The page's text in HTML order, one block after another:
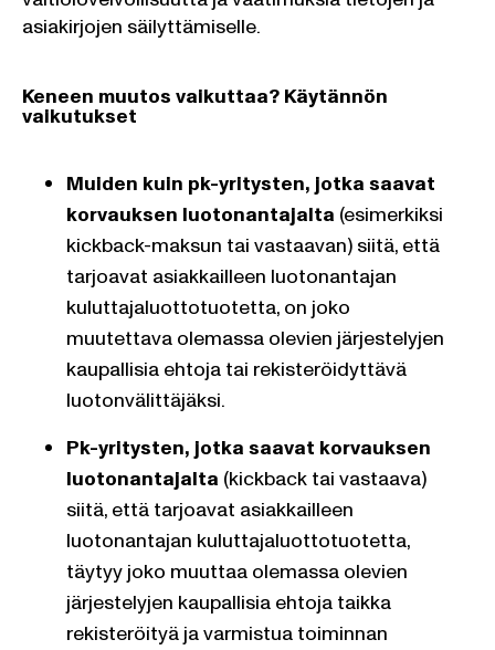
asiakirjojen säilyttämiselle.
Keneen muutos vaikuttaa? Käytännön
vaikutukset
Muiden kuin pk-yritysten, jotka saavat
korvauksen luotonantajalta (esimerkiksi
kickback-maksun tai vastaavan) siitä, että
tarjoavat asiakkailleen luotonantajan
kuluttajaluottotuotetta, on joko
muutettava olemassa olevien järjestelyjen
kaupallisia ehtoja tai rekisteröidyttävä
luotonvälittäjäksi.
Pk-yritysten, jotka saavat korvauksen
luotonantajalta (kickback tai vastaava)
siitä, että tarjoavat asiakkailleen
luotonantajan kuluttajaluottotuotetta,
täytyy joko muuttaa olemassa olevien
järjestelyjen kaupallisia ehtoja taikka
rekisteröityä ja varmistua toiminnan